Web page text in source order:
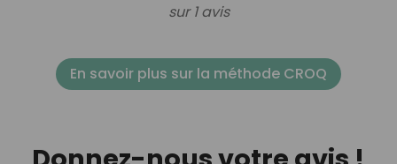
sur 1 avis
En savoir plus sur la méthode CROQ